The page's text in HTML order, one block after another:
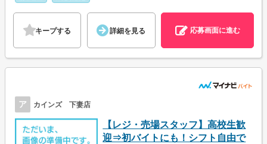
キープする 詳細を見る 応募画面に進む
ア カインズ 下妻店
【レジ・売場スタッフ】高校生歓
迎⇒初バイトにも！シフト自由で